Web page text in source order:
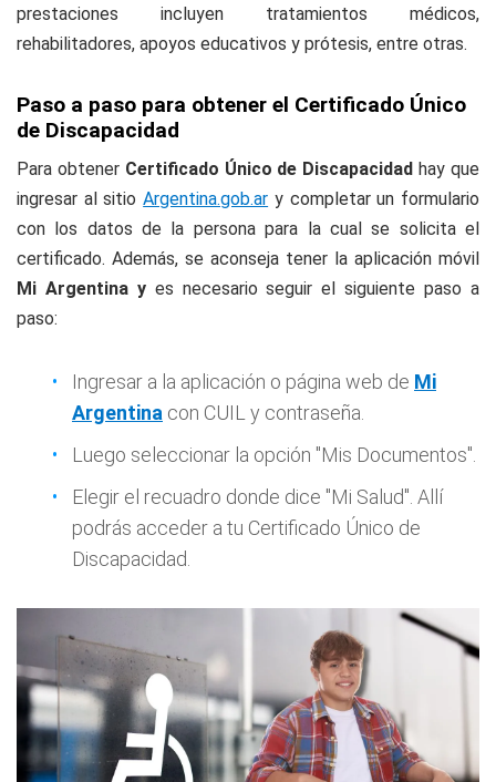
prestaciones incluyen tratamientos médicos,
rehabilitadores, apoyos educativos y prótesis, entre otras.
Paso a paso para obtener el Certificado Único
de Discapacidad
Para obtener Certificado Único de Discapacidad hay que
ingresar al sitioArgentina.gob.ar y completar un formulario
con los datos de la persona para la cual se solicita el
certificado. Además, se aconseja tener la aplicación móvil
Mi Argentina yes necesario seguir el siguiente paso a
paso:
Ingresar a la aplicación o página web de Mi
Argentina con CUIL y contraseña.
Luego seleccionar la opción "Mis Documentos".
Elegir el recuadro donde dice "Mi Salud". Allí
podrás acceder a tu Certificado Único de
Discapacidad.